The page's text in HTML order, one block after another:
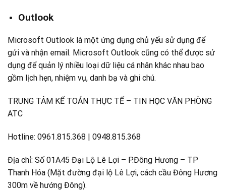
Outlook
Microsoft Outlook là một ứng dụng chủ yếu sử dụng để
gửi và nhận email. Microsoft Outlook cũng có thể được sử
dụng để quản lý nhiều loại dữ liệu cá nhân khác nhau bao
gồm lịch hẹn, nhiệm vụ, danh bạ và ghi chú.
TRUNG TÂM KẾ TOÁN THỰC TẾ – TIN HỌC VĂN PHÒNG
ATC
Hotline: 0961.815.368 | 0948.815.368
Địa chỉ: Số 01A45 Đại Lộ Lê Lợi – P.Đông Hương – TP
Thanh Hóa (Mặt đường đại lộ Lê Lợi, cách cầu Đông Hương
300m về hướng Đông).